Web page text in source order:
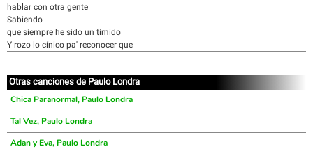
hablar con otra gente
Sabiendo
que siempre he sido un tímido
Y rozo lo cínico pa' reconocer que
Otras canciones de Paulo Londra
Chica Paranormal, Paulo Londra
Tal Vez, Paulo Londra
Adan y Eva, Paulo Londra